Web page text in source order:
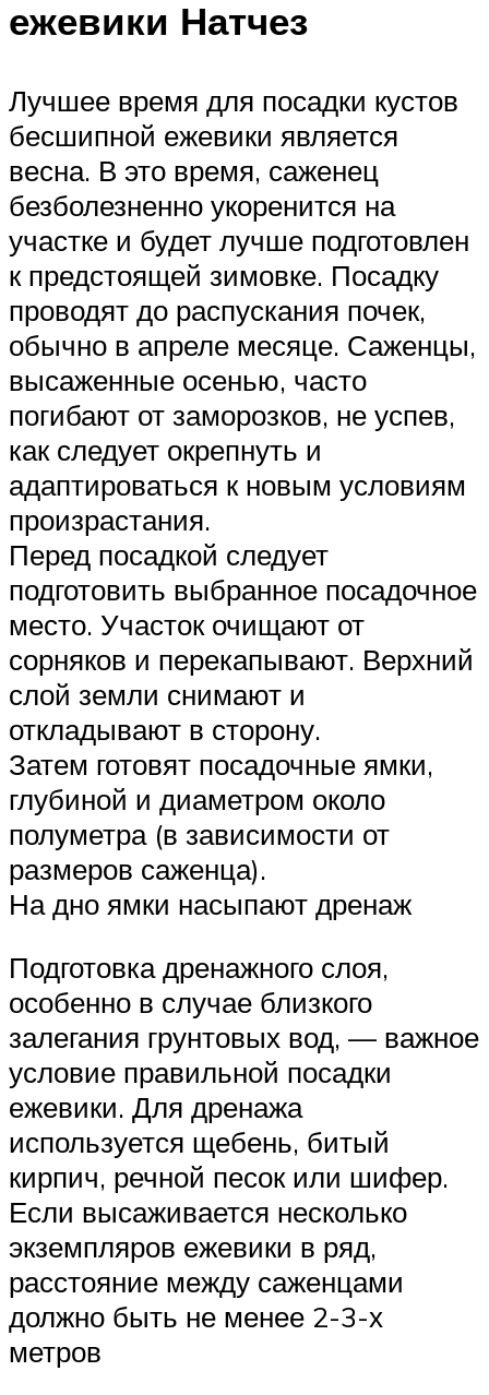
ежевики Натчез
Лучшее время для посадки кустов
бесшипной ежевики является
весна. В это время, саженец
безболезненно укоренится на
участке и будет лучше подготовлен
к предстоящей зимовке. Посадку
проводят до распускания почек,
обычно в апреле месяце. Саженцы,
высаженные осенью, часто
погибают от заморозков, не успев,
как следует окрепнуть и
адаптироваться к новым условиям
произрастания.
Перед посадкой следует
подготовить выбранное посадочное
место. Участок очищают от
сорняков и перекапывают. Верхний
слой земли снимают и
откладывают в сторону.
Затем готовят посадочные ямки,
глубиной и диаметром около
полуметра (в зависимости от
размеров саженца).
На дно ямки насыпают дренаж
Подготовка дренажного слоя,
особенно в случае близкого
залегания грунтовых вод, — важное
условие правильной посадки
ежевики. Для дренажа
используется щебень, битый
кирпич, речной песок или шифер.
Если высаживается несколько
экземпляров ежевики в ряд,
расстояние между саженцами
должно быть не менее 2-3-х
метров